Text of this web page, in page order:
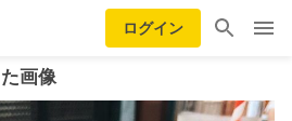
ログイン
画像